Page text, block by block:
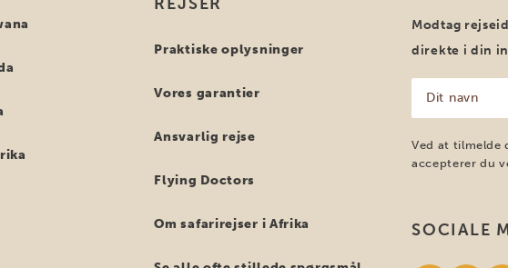
Praktiske oplysninger
Vores garantier
Ansvarlig rejse
Flying Doctors
Om safarirejser i Afrika
Modtag
direkte i din
navn
(Påkrævet)
Ved at tilmelde
accepterer du
SOCIALE